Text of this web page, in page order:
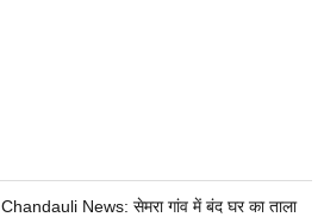
Chandauli News: सेमरा गांव में बंद घर का ताला